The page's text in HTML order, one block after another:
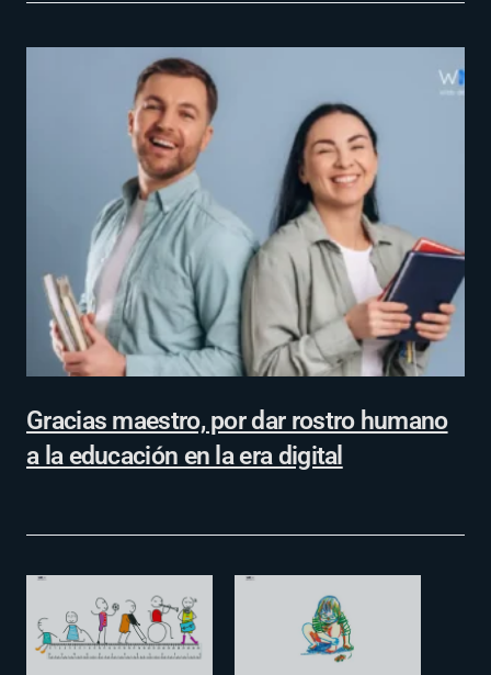
Gracias maestro, por dar rostro humano
a la educación en la era digital